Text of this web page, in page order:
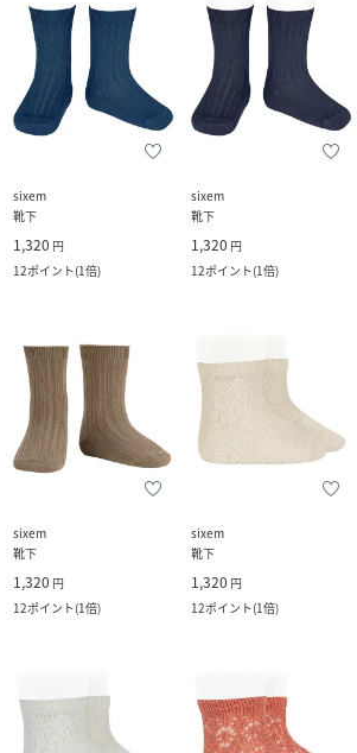
sixem
靴下
1,320 円
12ポイント(1倍)
sixem
靴下
1,320 円
12ポイント(1倍)
sixem
靴下
1,320 円
12ポイント(1倍)
sixem
靴下
1,320 円
12ポイント(1倍)